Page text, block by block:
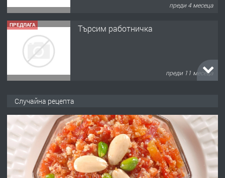
преди 4 месеца
ПРЕДЛАГА Търсим работничка
преди 11 месеца
преди 1 година
ПРЕДЛАГА Работа за общи работници
Случайна рецепта